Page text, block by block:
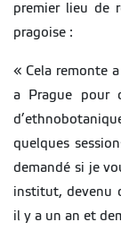
premier lieu de
pragoise :
« Cela remonte
a Prague pour
quelques
demandé si je
institut, devenu
il y a un an et